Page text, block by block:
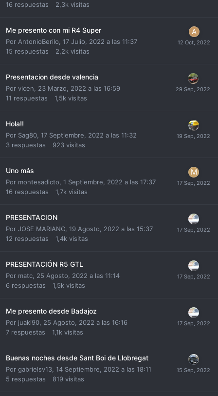
16 respuestas 2,3k visitas
Me presento con mi R4 Super
Por AntonioBerilo, 17 Julio, 2022 a las 11:37
15 respuestas 2,2k visitas
Presentacion desde valencia
Por vicen, 23 Marzo, 2022 a las 16:59
11 respuestas 1,5k visitas
Hola!!
Por Sag80, 17 Septiembre, 2022 a las 11:32
3 respuestas 923 visitas
Uno más
Por montesadicto, 1 Septiembre, 2022 a las 17:37
16 respuestas 1,7k visitas
PRESENTACION
Por JOSE MARIANO, 19 Agosto, 2022 a las 15:37
12 respuestas 1,4k visitas
PRESENTACIÓN R5 GTL
Por matc, 25 Agosto, 2022 a las 11:14
6 respuestas 1,5k visitas
Me presento desde Badajoz
Por juaki90, 25 Agosto, 2022 a las 16:16
7 respuestas 1,1k visitas
Buenas noches desde Sant Boi de Llobregat
Por gabrielsv13, 14 Septiembre, 2022 a las 18:11
5 respuestas 819 visitas